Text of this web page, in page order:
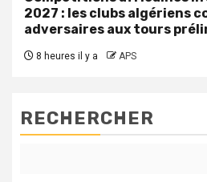
2027 : les clubs algériens
adversaires aux tours
8 heures il y a APS
RECHERCHER